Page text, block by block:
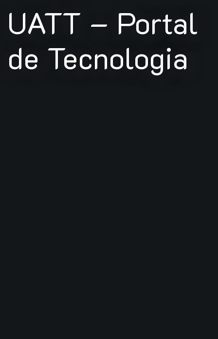
UATT – Portal
de Tecnologia